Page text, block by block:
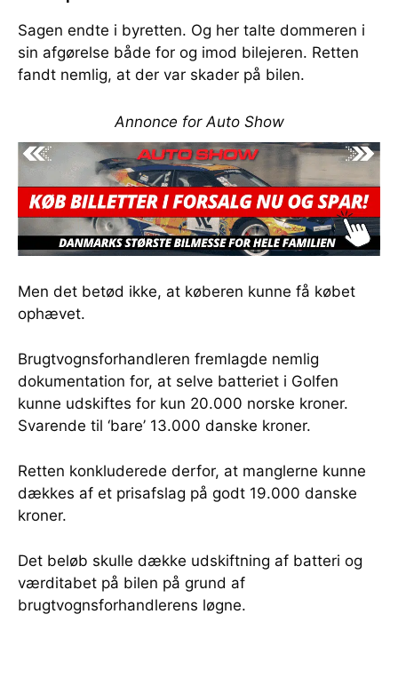
Sagen endte i byretten. Og her talte dommeren i
sin afgørelse både for og imod bilejeren. Retten
fandt nemlig, at der var skader på bilen.
Annonce for Auto Show
Men det betød ikke, at køberen kunne få købet
ophævet.
Brugtvognsforhandleren fremlagde nemlig
dokumentation for, at selve batteriet i Golfen
kunne udskiftes for kun 20.000 norske kroner.
Svarende til ‘bare’ 13.000 danske kroner.
Retten konkluderede derfor, at manglerne kunne
dækkes af et prisafslag på godt 19.000 danske
kroner.
Det beløb skulle dække udskiftning af batteri og
værditabet på bilen på grund af
brugtvognsforhandlerens løgne.